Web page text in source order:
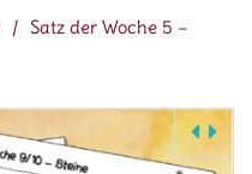
/ Satz der Woche 5 –